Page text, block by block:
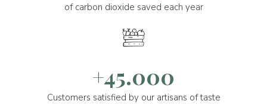
of carbon dioxide saved each year
+45.000
Customers satisfied by our artisans of taste